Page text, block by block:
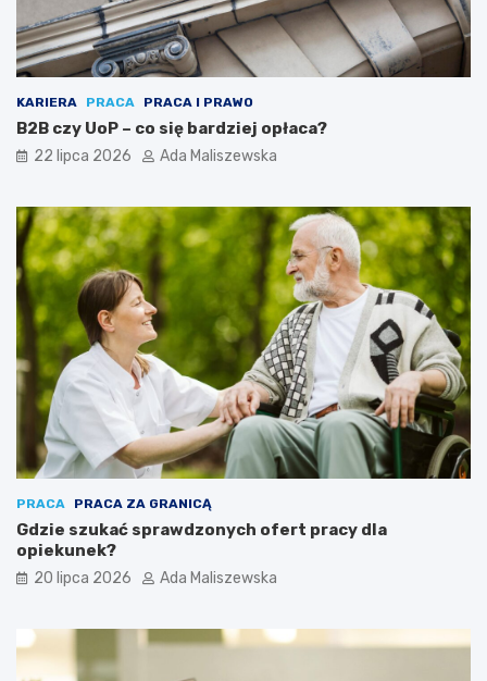
KARIERA PRACA PRACA I PRAWO
B2B czy UoP – co się bardziej opłaca?
22 lipca 2026 Ada Maliszewska
PRACA PRACA ZA GRANICĄ
Gdzie szukać sprawdzonych ofert pracy dla
opiekunek?
20 lipca 2026 Ada Maliszewska